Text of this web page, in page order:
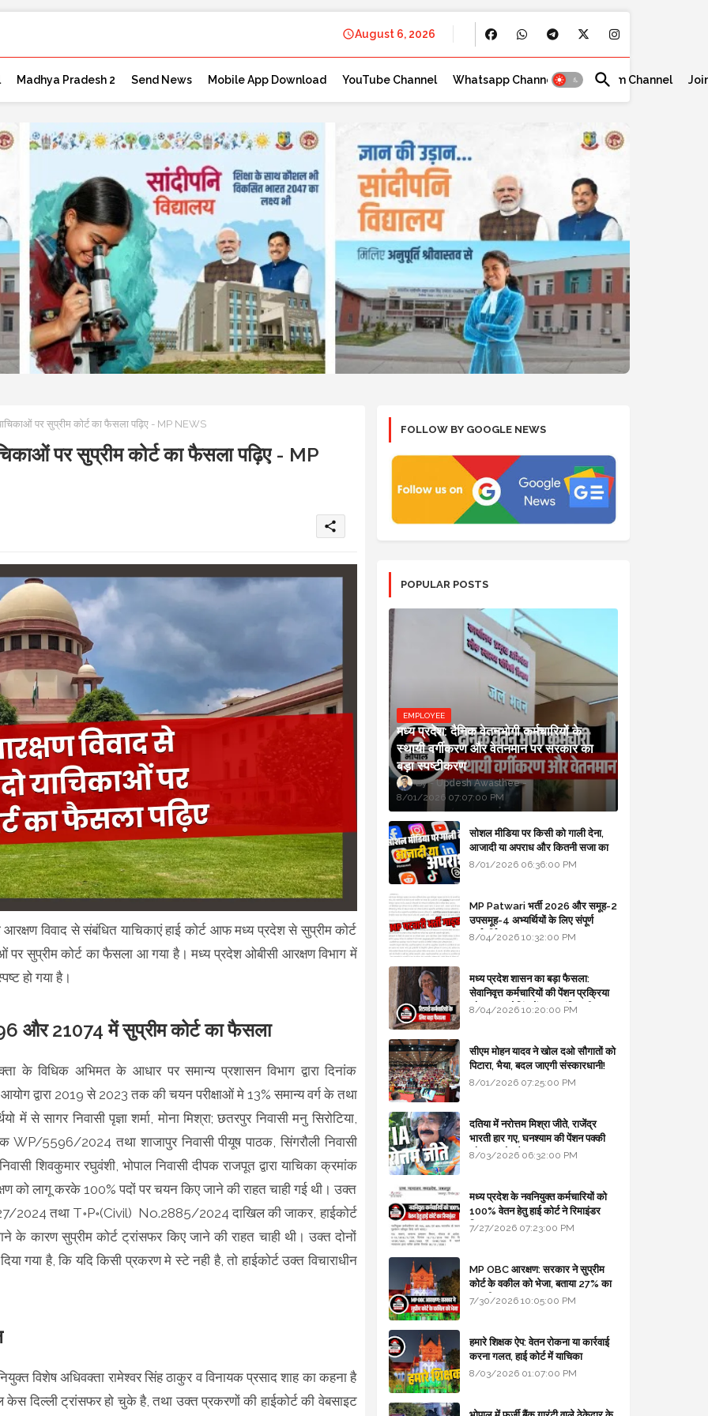
August 6, 2026
Madhya Pradesh 2 Send News Mobile App Download YouTube Channel Whatsapp Channel Telegram Channel
पर सुप्रीम कोर्ट का फैसला पढ़िए - MP NEWS
पर सुप्रीम कोर्ट का फैसला पढ़िए - MP
share
विवाद से संबंधित याचिकाएं हाई कोर्ट आफ मध्य प्रदेश से सुप्रीम कोर्ट
सुप्रीम कोर्ट का फैसला आ गया है। मध्य प्रदेश ओबीसी आरक्षण विभाग में
हो गया है।
और 21074 में सुप्रीम कोर्ट का फैसला
के विधिक अभिमत के आधार पर समान्य प्रशासन विभाग द्वारा दिनांक
द्वारा 2019 से 2023 तक की चयन परीक्षाओं मे 13% समान्य वर्ग के तथा
से सागर निवासी पृज्ञा शर्मा, मोना मिश्रा; छतरपुर निवासी मनु सिरोटिया,
WP/5596/2024 तथा शाजापुर निवासी पीयूष पाठक, सिंगरौली निवासी
शिवकुमार रघुवंशी, भोपाल निवासी दीपक राजपूत द्वारा याचिका क्रमांक
लागू करके 100% पदों पर चयन किए जाने की राहत चाही गई थी। उक्त
2024 तथा T॰P॰(Civil) No.2885/2024 दाखिल की जाकर, हाईकोर्ट
के कारण सुप्रीम कोर्ट ट्रांसफर किए जाने की राहत चाही थी। उक्त दोनों
गया है, कि यदि किसी प्रकरण मे स्टे नही है, तो हाईकोर्ट उक्त विचाराधीन
विशेष अधिवक्ता रामेश्वर सिंह ठाकुर व विनायक प्रसाद शाह का कहना है
दिल्ली ट्रांसफर हो चुके है, तथा उक्त प्रकरणों की हाईकोर्ट की वेबसाइट
FOLLOW BY GOOGLE NEWS
POPULAR POSTS
EMPLOYEE
मध्य प्रदेश: दैनिक वेतनभोगी कर्मचारियों के
स्थायी वर्गीकरण और वेतनमान पर सरकार का
बड़ा स्पष्टीकरण
Updesh Awasthee
8/01/2026 07:07:00 PM
सोशल मीडिया पर किसी को गाली देना,
आजादी या अपराध और कितनी सजा का
प्रावधान - free legal advice
8/01/2026 06:36:00 PM
MP Patwari भर्ती 2026 और समूह-2
उपसमूह-4 अभ्यर्थियों के लिए संपूर्ण
मार्गदर्शिका
8/04/2026 10:32:00 PM
मध्य प्रदेश शासन का बड़ा फैसला:
सेवानिवृत्त कर्मचारियों की पेंशन प्रक्रिया
और बजट कोडिंग में हुए क्रांतिकारी
8/04/2026 10:20:00 PM
सीएम मोहन यादव ने खोल दओ सौगातों को
पिटारा, भैया, बदल जाएगी संस्कारधानी!
8/01/2026 07:25:00 PM
दतिया में नरोत्तम मिश्रा जीते, राजेंद्र
भारती हार गए, घनश्याम की पेंशन पक्की
और आशुतोष बैक टू...
8/03/2026 06:32:00 PM
मध्य प्रदेश के नवनियुक्त कर्मचारियों को
100% वेतन हेतु हाई कोर्ट ने रिमाइंडर
लिखा
7/27/2026 07:23:00 PM
MP OBC आरक्षण: सरकार ने सुप्रीम
कोर्ट के वकील को भेजा, बताया 27% का
कानूनी आधार
7/30/2026 10:05:00 PM
हमारे शिक्षक ऐप: वेतन रोकना या कार्रवाई
करना गलत, हाई कोर्ट में याचिका
8/03/2026 01:07:00 PM